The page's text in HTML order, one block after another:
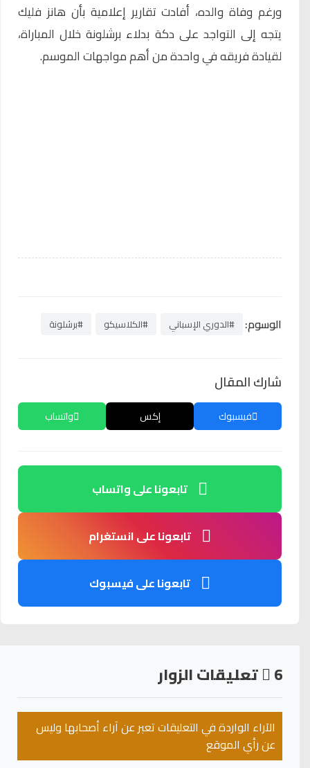
ورغم وفاة والده، أفادت تقارير إعلامية بأن هانز فليك
يتجه إلى التواجد على دكة بدلاء برشلونة خلال المباراة،
لقيادة فريقه في واحدة من أهم مواجهات الموسم.
الوسوم: #الدوري الإسباني #الكلاسيكو #برشلونة
شارك المقال
فيسبوك إكس واتساب
تابعونا على واتساب
تابعونا على انستغرام
تابعونا على فيسبوك
6 تعليقات الزوار
الآراء الواردة في التعليقات تعبر عن آراء أصحابها وليس
عن رأي الموقع